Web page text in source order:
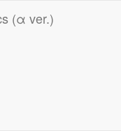
(α ver.)